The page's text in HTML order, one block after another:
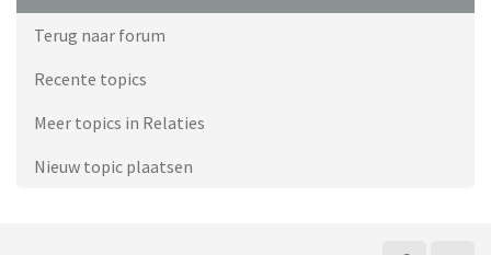
Terug naar forum
Recente topics
Meer topics in Relaties
Nieuw topic plaatsen